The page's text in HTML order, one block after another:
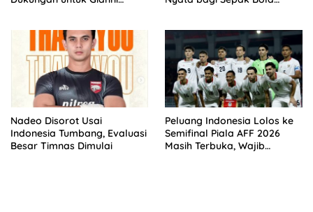
Nadeo Disorot Usai
Indonesia Tumbang, Evaluasi
Besar Timnas Dimulai
Peluang Indonesia Lolos ke
Semifinal Piala AFF 2026
Masih Terbuka, Wajib